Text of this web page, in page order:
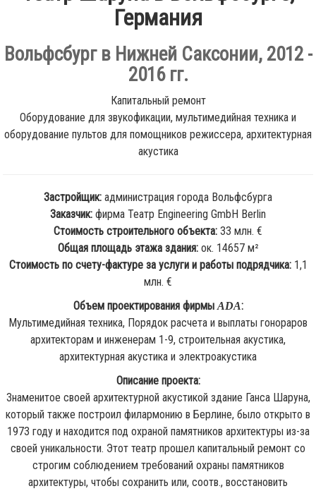
Германия
Вольфсбург в Нижней Саксонии, 2012 -
2016 гг.
Капитальный ремонт
Оборудование для звукофикации, мультимедийная техника и
оборудование пультов для помощников режиссера, архитектурная
акустика
Застройщик: администрация города Вольфсбурга
Заказчик: фирма Театр Engineering GmbH Berlin
Стоимость строительного объекта: 33 млн. €
Общая площадь этажа здания:ок. 14657 м²
Стоимость по счету-фактуре за услуги и работы подрядчика:1,1
млн. €
Объем проектирования фирмыADA:
Мультимедийная техника, Порядок расчета и выплаты гонораров
архитекторам и инженерам 1-9, строительная акустика,
архитектурная акустика и электроакустика
Описание проекта:
Знаменитое своей архитектурной акустикой здание Ганса Шаруна,
который также построил филармонию в Берлине, было открыто в
1973 году и находится под охраной памятников архитектуры из-за
своей уникальности. Этот театр прошел капитальный ремонт со
строгим соблюдением требований охраны памятников
архитектуры, чтобы сохранить или, соотв., восстановить